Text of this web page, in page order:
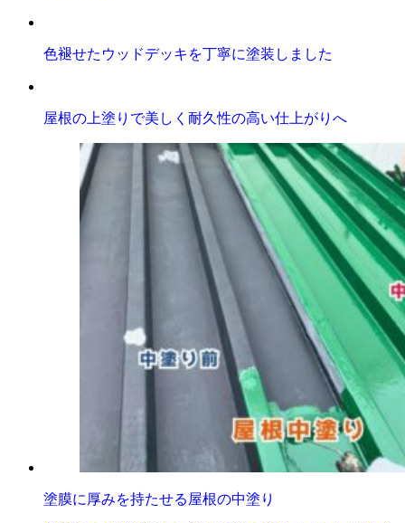
色褪せたウッドデッキを丁寧に塗装しました
屋根の上塗りで美しく耐久性の高い仕上がりへ
塗膜に厚みを持たせる屋根の中塗り